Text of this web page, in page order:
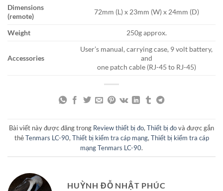
Dimensions
(remote)
72mm (L) x 23mm (W) x 24mm (D)
Weight 250g approx.
Accessories
User’s manual, carrying case, 9 volt battery,
and
one patch cable (RJ-45 to RJ-45)
Bài viết này được đăng trong Review thiết bị đo, Thiết bị đovà được gắn
thẻTenmars LC-90, Thiết bị kiểm tra cáp mạng, Thiết bị kiểm tra cáp
mạng Tenmars LC-90.
HUỲNH ĐỖ NHẬT PHÚC